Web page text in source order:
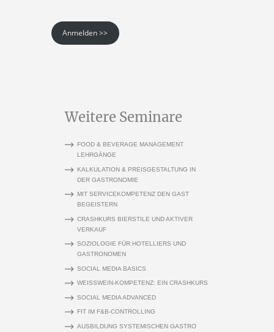
Anmelden >>
Weitere Seminare
FOOD & BEVERAGE MANAGEMENT
LEHRGÄNGE
KALKULATION & PREISGESTALTUNG IN
DER GASTRONOMIE
MIT SERVICEKOMPETENZ DEN GAST
BEGEISTERN
CRASHKURS BIERSTILE UND AKTIVER
VERKAUF
SOZIOLOGIE FÜR HOTELLIERS UND
GASTRONOMEN
SOCIAL MEDIA BASICS
WEISSWEIN-KOMPETENZ: EIN CRASHKURS
SOCIAL MEDIA ADVANCED
FIT IM F&B-CONTROLLING
AUSBILDUNG SYSTEMISCHEN GASTRO